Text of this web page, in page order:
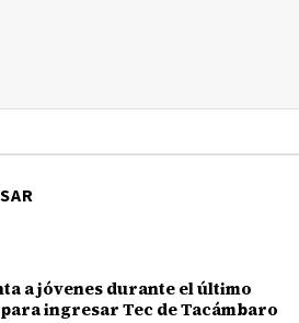
a jóvenes durante el último
ingresar Tec de Tacámbaro